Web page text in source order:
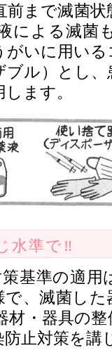
前まで滅菌
による滅菌
がいに用い
ブル）とし
ます。
水準で‼︎
基準の適用
、滅菌し
材・器具の
止対策を講